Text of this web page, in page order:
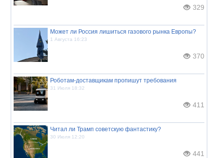
329
Может ли Россия лишиться газового рынка Европы?
1 Августа 16:23
370
Роботам-доставщикам пропишут требования
31 Июля 18:32
411
Читал ли Трамп советскую фантастику?
30 Июля 12:20
441